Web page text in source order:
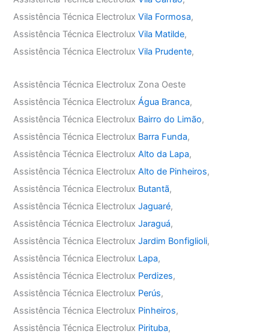
Assistência Técnica ElectroluxVila Formosa,
Assistência Técnica ElectroluxVila Matilde,
Assistência Técnica ElectroluxVila Prudente,
Assistência Técnica Electrolux Zona Oeste
Assistência Técnica ElectroluxÁgua Branca,
Assistência Técnica Electrolux Bairro do Limão,
Assistência Técnica Electrolux Barra Funda,
Assistência Técnica ElectroluxAlto da Lapa,
Assistência Técnica ElectroluxAlto de Pinheiros,
Assistência Técnica Electrolux Butantã,
Assistência Técnica ElectroluxJaguaré,
Assistência Técnica ElectroluxJaraguá,
Assistência Técnica ElectroluxJardim Bonfiglioli,
Assistência Técnica Electrolux Lapa,
Assistência Técnica Electrolux Perdizes,
Assistência Técnica Electrolux Perús,
Assistência Técnica Electrolux Pinheiros,
Assistência Técnica Electrolux Pirituba,